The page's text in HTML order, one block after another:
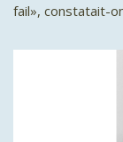
fail», constatait-